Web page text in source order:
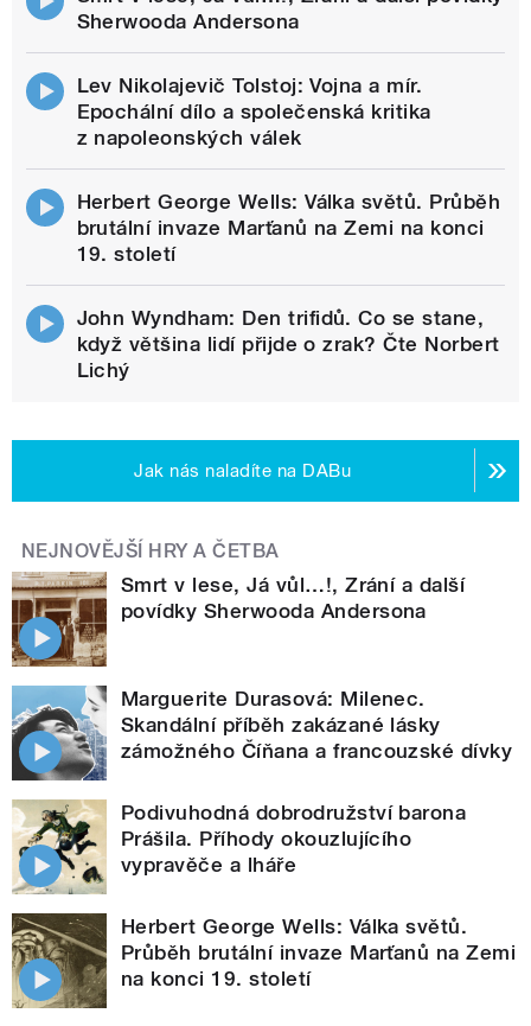
Sherwooda Andersona
Lev Nikolajevič Tolstoj: Vojna a mír.
Epochální dílo a společenská kritika
z napoleonských válek
Herbert George Wells: Válka světů. Průběh
brutální invaze Marťanů na Zemi na konci
19. století
John Wyndham: Den trifidů. Co se stane,
když většina lidí přijde o zrak? Čte Norbert
Lichý
Jak nás naladíte na DABu
NEJNOVĚJŠÍ HRY A ČETBA
Smrt v lese, Já vůl…!, Zrání a další
povídky Sherwooda Andersona
Marguerite Durasová: Milenec.
Skandální příběh zakázané lásky
zámožného Číňana a francouzské dívky
Podivuhodná dobrodružství barona
Prášila. Příhody okouzlujícího
vypravěče a lháře
Herbert George Wells: Válka světů.
Průběh brutální invaze Marťanů na Zemi
na konci 19. století